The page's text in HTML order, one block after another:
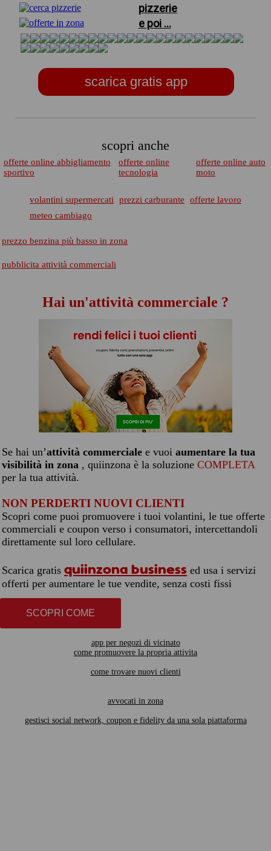
pizzerie
e poi ...
scarica gratis app
scopri anche
offerte online abbigliamento
sportivo
offerte online
tecnologia
offerte online auto
moto
volantini supermercati prezzi carburante
offerte lavoro
meteo cambiago
prezzo benzina più basso in zona
pubblicita attività commerciali
Hai un'attività commerciale ?
Se hai un’attività commerciale e vuoi aumentare la tua
visibilità in zona , quiinzona è la soluzione COMPLETA
per la tua attività.
NON PERDERTI NUOVI CLIENTI
Scopri come puoi promuovere i tuoi volantini, le tue offerte
commerciali e coupon verso i consumatori, intercettandoli
direttamente sul loro cellulare.
Scarica gratis quiinzona business ed usa i servizi
offerti per aumentare le tue vendite, senza costi fissi
SCOPRI COME
app per negozi di vicinato
come promuovere la propria attivita
come trovare nuovi clienti
avvocati in zona
gestisci social network, coupon e fidelity da una sola piattaforma